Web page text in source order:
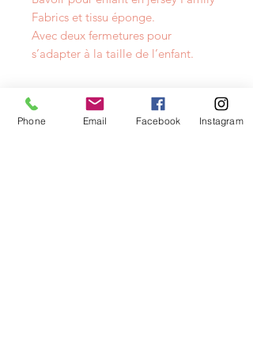
Fabrics et tissu éponge.
Avec deux fermetures pour
s’adapter à la taille de l’enfant.
NEWSLETTER
Phone Email Facebook Instagram